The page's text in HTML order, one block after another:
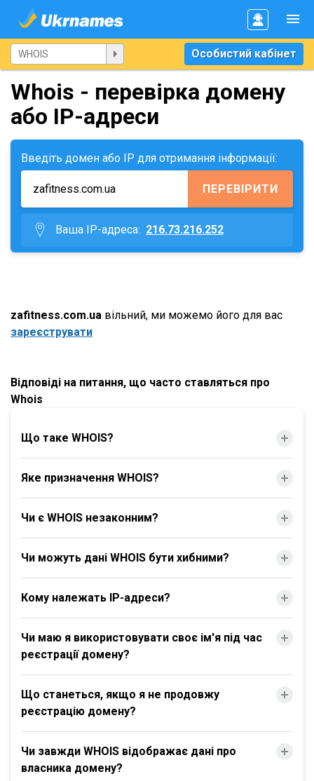
Особистий кабінет
Whois - перевірка домену
або IP-адреси
Введіть домен або IP для отримання інформації:
ПЕРЕВІРИТИ
Ваша IP-адреса: 216.73.216.252
zafitness.com.ua вільний, ми можемо його для вас
зареєструвати
Відповіді на питання, що часто ставляться про
Whois
Що таке WHOIS?
Яке призначення WHOIS?
Чи є WHOIS незаконним?
Чи можуть дані WHOIS бути хибними?
Кому належать IP-адреси?
Чи маю я використовувати своє ім'я під час
реєстрації домену?
Що станеться, якщо я не продовжу
реєстрацію домену?
Чи завжди WHOIS відображає дані про
власника домену?